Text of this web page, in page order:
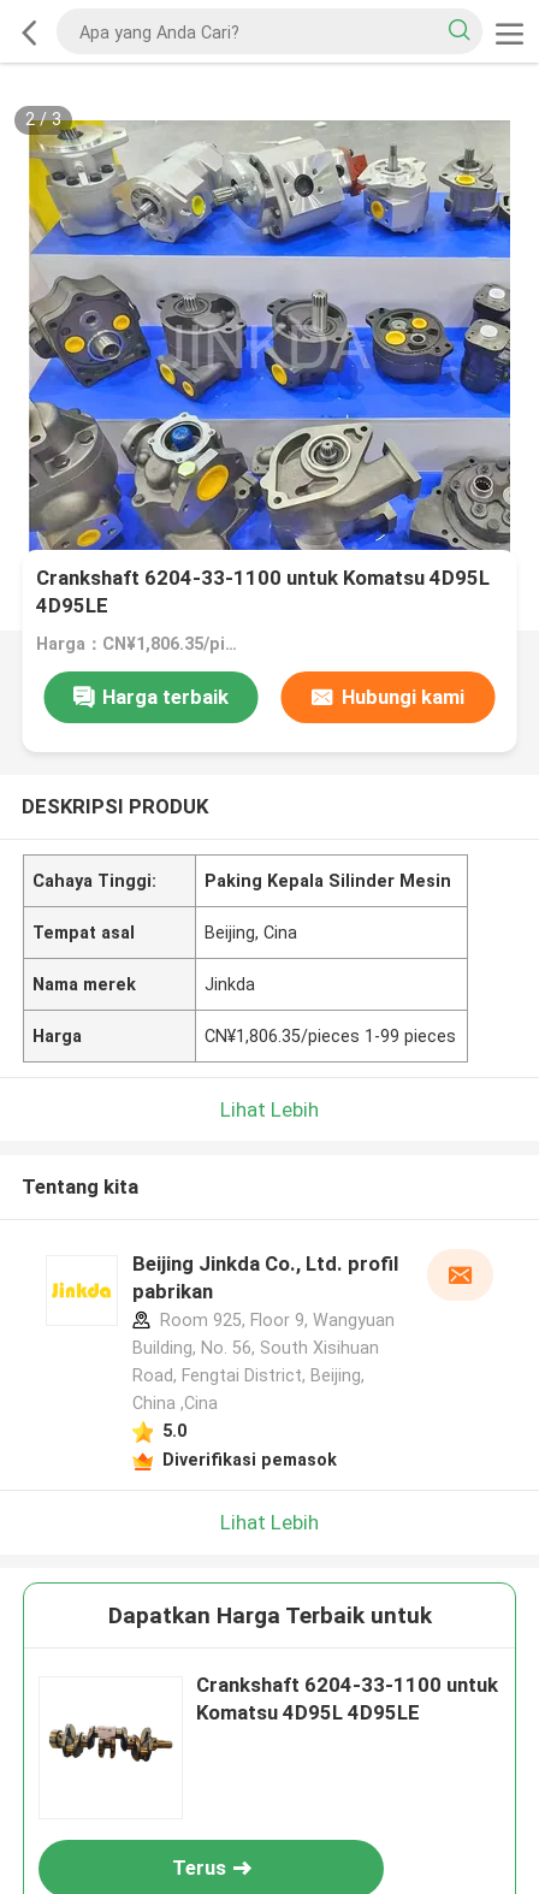
2/3
Crankshaft 6204-33-1100 untuk Komatsu 4D95L
4D95LE
Harga：CN¥1,806.35/pieces 1-99 pieces
Harga terbaik Hubungi kami
DESKRIPSI PRODUK
Cahaya Tinggi: Paking Kepala Silinder Mesin
Tempat asal Beijing, Cina
Nama merek Jinkda
Harga CN¥1,806.35/pieces 1-99 pieces
Lihat Lebih
Tentang kita
Beijing Jinkda Co., Ltd. profil
pabrikan
Room 925, Floor 9, Wangyuan
Building, No. 56, South Xisihuan
Road, Fengtai District, Beijing,
China ,Cina
5.0
Diverifikasi pemasok
Lihat Lebih
Dapatkan Harga Terbaik untuk
Crankshaft 6204-33-1100 untuk
Komatsu 4D95L 4D95LE
Terus